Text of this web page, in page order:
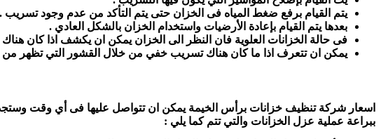
يتم القيام برفع ضغط المياه فى الخزان حتى يتم التأكد من عدم وجود تسريب .
بعدها يتم القيام بإعادة الأرضيات واستخدام الخزان بالشكل العادي .
فى حالة الخزانات العلوية فان النظر الى الخزان يمكن ان يكشف اذا كان
يمكن ان تتعرف اذا ما كان هناك تسريب خفي من خلال القشور التي تظهر من
اسعار شركة تنظيف خزانات برأس الخيمة يمكن ان تتواصل عليها فى أي وقت وستجد
ببراعة عملية عزل الخزانات والتي تتم كما يلي :